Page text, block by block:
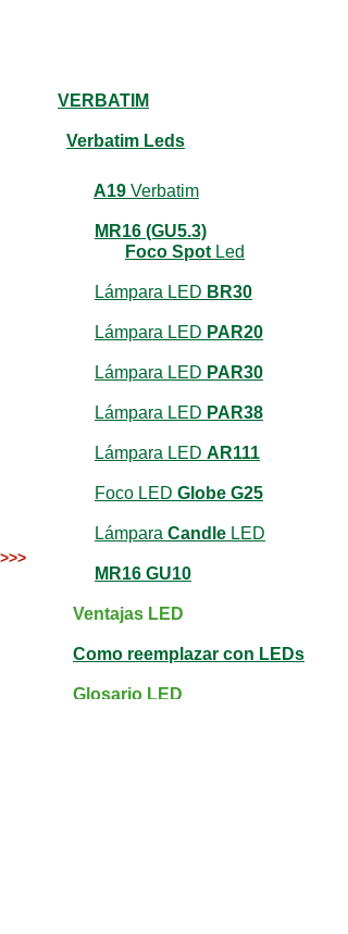
>>>
VERBATIM
Verbatim Leds
A19 Verbatim
MR16 (GU5.3)
Foco Spot Led
Lámpara LED BR30
Lámpara LED PAR20
Lámpara LED PAR30
Lámpara LED PAR38
Lámpara LED AR111
Foco LED Globe G25
Lámpara Candle LED
MR16 GU10
Ventajas LED
Como reemplazar con LEDs
Glosario LED